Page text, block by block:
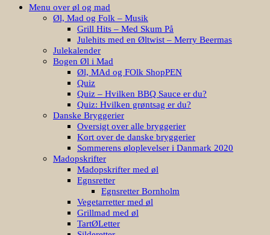
Grill Hits – Med Skum På
Julehits med en Øltwist – Merry Beermas
Julekalender
Bogen Øl i Mad
Øl, MAd og FOlk ShopPEN
Quiz
Quiz – Hvilken BBQ Sauce er du?
Quiz: Hvilken grøntsag er du?
Danske Bryggerier
Oversigt over alle bryggerier
Kort over de danske bryggerier
Sommerens øloplevelser i Danmark 2020
Madopskrifter
Madopskrifter med øl
Egnsretter
Egnsretter Bornholm
Vegetarretter med øl
Grillmad med øl
TartØLetter
Silderetter
Kylling på dåse aka beer can chicken